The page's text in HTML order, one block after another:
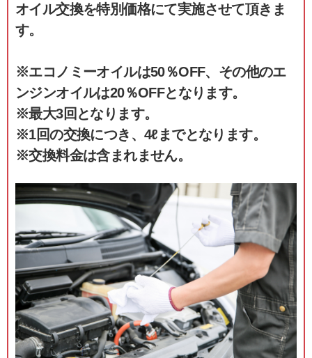
オイル交換を特別価格にて実施させて頂きま
す。
※エコノミーオイルは50％OFF、その他のエ
ンジンオイルは20％OFFとなります。
※最大3回となります。
※1回の交換につき、4ℓまでとなります。
※交換料金は含まれません。